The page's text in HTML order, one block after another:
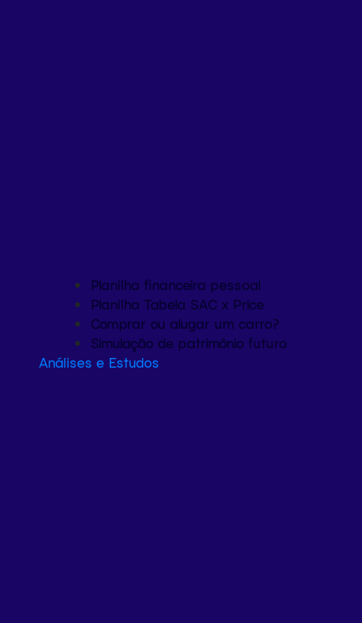
Planilha financeira pessoal
Planilha Tabela SAC x Price
Comprar ou alugar um carro?
Simulação de patrimônio futuro
Análises e Estudos